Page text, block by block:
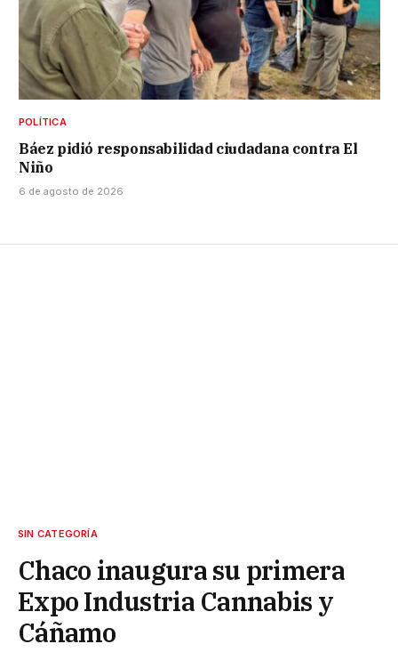
POLÍTICA
Báez pidió responsabilidad ciudadana contra El
Niño
6 de agosto de 2026
SIN CATEGORÍA
Chaco inaugura su primera
Expo Industria Cannabis y
Cáñamo